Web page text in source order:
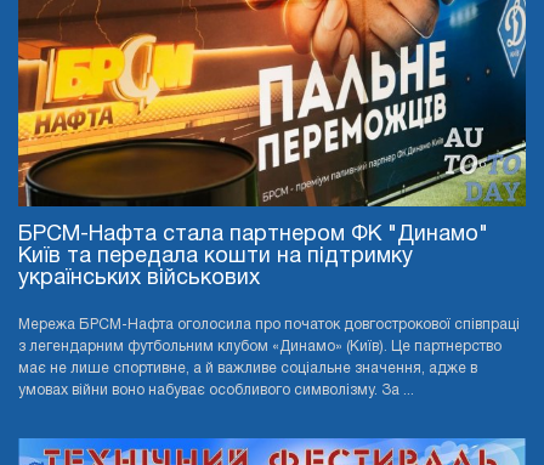
БРСМ-Нафта стала партнером ФК "Динамо"
Київ та передала кошти на підтримку
українських військових
Мережа БРСМ-Нафта оголосила про початок довгострокової співпраці
з легендарним футбольним клубом «Динамо» (Київ). Це партнерство
має не лише спортивне, а й важливе соціальне значення, адже в
умовах війни воно набуває особливого символізму. За ...